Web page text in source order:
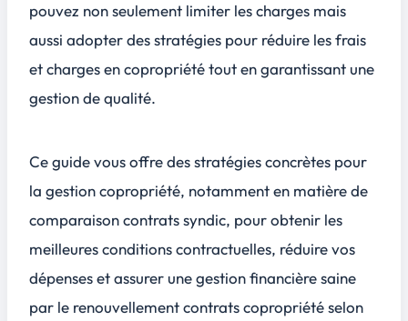
pouvez non seulement limiter les charges mais
aussi adopter des stratégies pour réduire les frais
et charges en copropriété tout en garantissant une
gestion de qualité.
Ce guide vous offre des stratégies concrètes pour
la gestion copropriété, notamment en matière de
comparaison contrats syndic, pour obtenir les
meilleures conditions contractuelles, réduire vos
dépenses et assurer une gestion financière saine
par le renouvellement contrats copropriété selon